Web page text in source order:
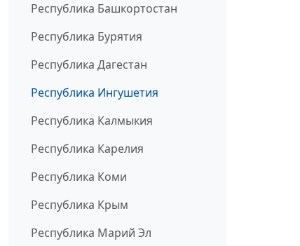
Республика Башкортостан
Республика Бурятия
Республика Дагестан
Республика Ингушетия
Республика Калмыкия
Республика Карелия
Республика Коми
Республика Крым
Республика Марий Эл